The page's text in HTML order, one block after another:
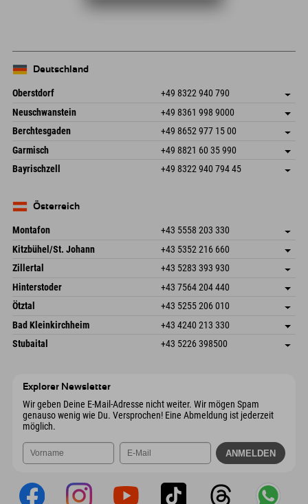
Deutschland
Oberstdorf +49 8322 940 790
An der Breitach 3
87538 Fischen I. Allgäu
Deutschland
Adresse speichern
Anreiseinfos
Buchen
Neuschwanstein +49 8361 998 9000
An der Riese 45
87484 Nesselwang im Allgäu
Deutschland
Adresse speichern
Buchen
Berchtesgaden +49 8652 977 15 00
Hofreitstr. 7
83471 Schönau am Königssee
Deutschland
Adresse speichern
Anreiseinfos
Buchen
Garmisch +49 8821 60 35 990
Frickenstraße 22
82490 Farchant
Adresse speichern
Bayrischzell +49 8322 940 794 45
Deutschland
Österreich
Montafon +43 5558 203 330
Dorfstr. 127b
6793 Gaschurn/Montafon
Österreich
Adresse speichern
Anreiseinfos
Buchen
Kitzbühel/St. Johann +43 5352 216 660
Speckbacherstraße 87
Österreich
Adresse speichern
Buchen
Zillertal +43 5283 393 930
Schmiedau 2
6272 Kaltenbach im Zillertal
Österreich
Adresse speichern
Anreiseinfos
Buchen
Hinterstoder +43 7564 204 440
Freizeitpark 10
Österreich
Adresse speichern
Buchen
Ötztal +43 5255 206 010
Gscheat 14
6441 Umhausen
Österreich
Adresse speichern
Anreiseinfos
Buchen
Bad Kleinkirchheim +43 4240 213 330
Dorfstraße 24
Adresse speichern
Stubaital +43 5226 398500
Explorer Newsletter
Wir geben Deine E-Mail-Adresse nicht weiter. Wir mögen Spam
genauso wenig wie Du. Versprochen! Eine Abmeldung ist jederzeit
möglich.